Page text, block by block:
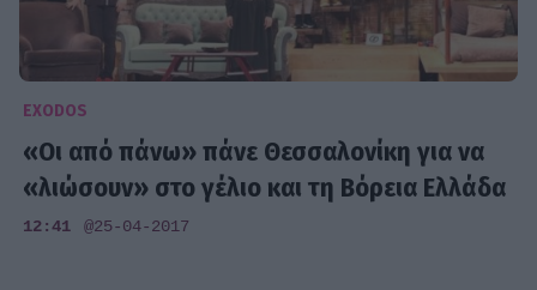
EXODOS
«Οι από πάνω» πάνε Θεσσαλονίκη για να
«λιώσουν» στο γέλιο και τη Βόρεια Ελλάδα
12:41 @25-04-2017